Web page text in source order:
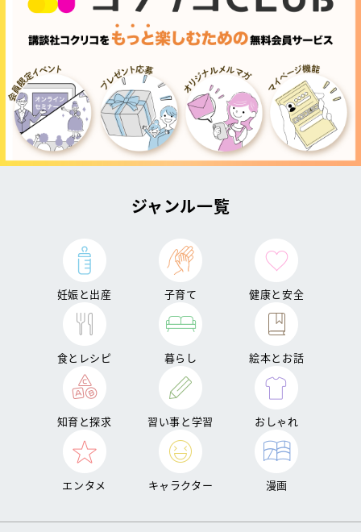
ジャンル一覧
妊娠と出産 子育て 健康と安全
食とレシピ 暮らし 絵本とお話
知育と探求 習い事と学習 おしゃれ
エンタメ キャラクター 漫画